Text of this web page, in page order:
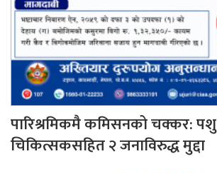
पारिश्रमिकमै कमिसनको चक्कर: पशु
चिकित्सकसहित २ जनाविरुद्ध मुद्दा